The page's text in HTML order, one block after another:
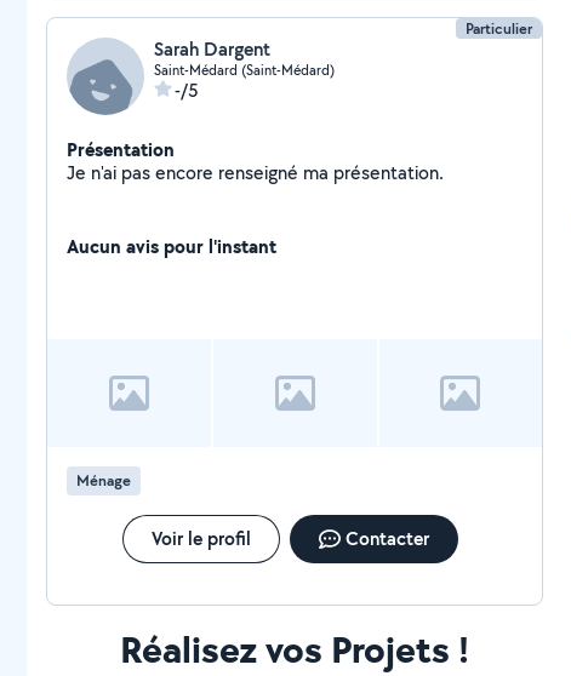
Particulier
Sarah Dargent
Saint-Médard (Saint-Médard)
-/5
Présentation
Je n'ai pas encore renseigné ma présentation.
Aucun avis pour l'instant
Ménage
Voir le profil Contacter
Réalisez vos Projets !